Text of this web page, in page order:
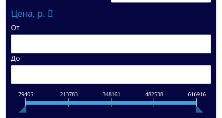
Цена, р.
От
До
79405 213783 348161 482538 616916